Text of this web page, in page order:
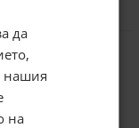
да
нашия
на